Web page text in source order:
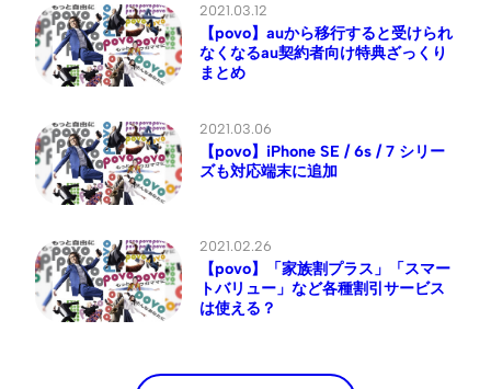
2021.03.12
【povo】auから移行すると受けられ
なくなるau契約者向け特典ざっくり
まとめ
2021.03.06
【povo】iPhone SE / 6s / 7 シリー
ズも対応端末に追加
2021.02.26
【povo】「家族割プラス」「スマー
トバリュー」など各種割引サービス
は使える？